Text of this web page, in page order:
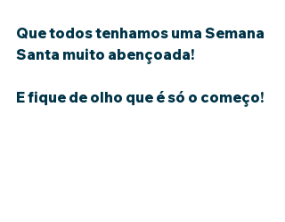
Que todos tenhamos uma Semana
Santa muito abençoada!
E fique de olho que é só o começo!